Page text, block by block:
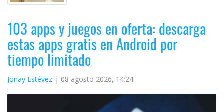
103 apps y juegos en oferta: descarga
estas apps gratis en Android por
tiempo limitado
Jonay Estévez 08 agosto 2026, 14:24